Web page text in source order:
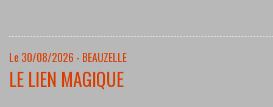
Le 30/08/2026 - BEAUZELLE
LE LIEN MAGIQUE